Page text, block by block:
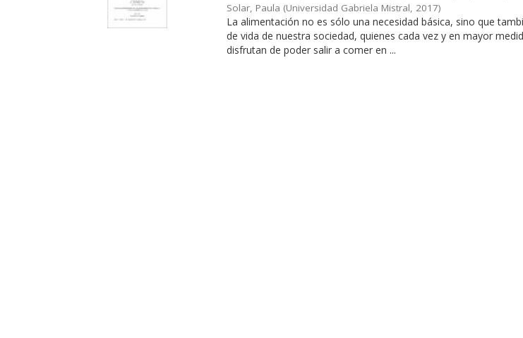
Solar, Paula (Universidad Gabriela Mistral 2017)
La alimentación no es sólo una necesidad básica, sino que
de vida de nuestra sociedad, quienes cada vez y en mayor
disfrutan de poder salir a comer en ...